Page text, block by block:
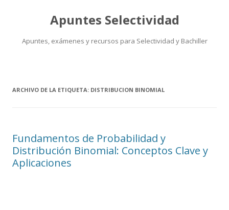
Apuntes Selectividad
Apuntes, exámenes y recursos para Selectividad y Bachiller
ARCHIVO DE LA ETIQUETA: DISTRIBUCION BINOMIAL
Fundamentos de Probabilidad y
Distribución Binomial: Conceptos Clave y
Aplicaciones